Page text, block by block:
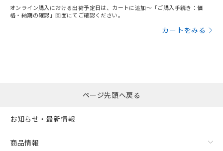
オンライン購入における出荷予定日は、カートに追加～「ご購入手続き：価
格・納期の確認」画面にてご確認ください。
カートをみる
ページ先頭へ戻る
お知らせ・最新情報
商品情報